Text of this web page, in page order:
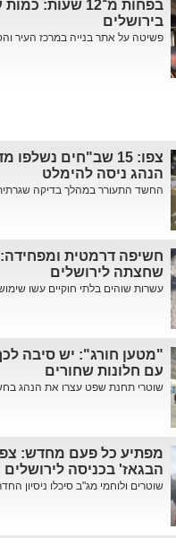
בפחות מ־12
בירושלים
פשיטה על אתר בנייה במרכז העיר
צפו: 15 שב"חים
הנהג ניסה להימלט
החשד התעורר במהלך בדיקה
חשיפה דרמטית
שחצתה לירושלים
עשרות שוהים בלתי חוקיים עשו
"מטען חורג": יש סיבה
עם חלונות שחורים
שוטרי תחנת שפט עצרו את הנהג
מפתיע כל פעם מחדש:
הבגאז' בכניסה לירושלים
שוטרים ולוחמי מג"ב סיכלו ניסיון